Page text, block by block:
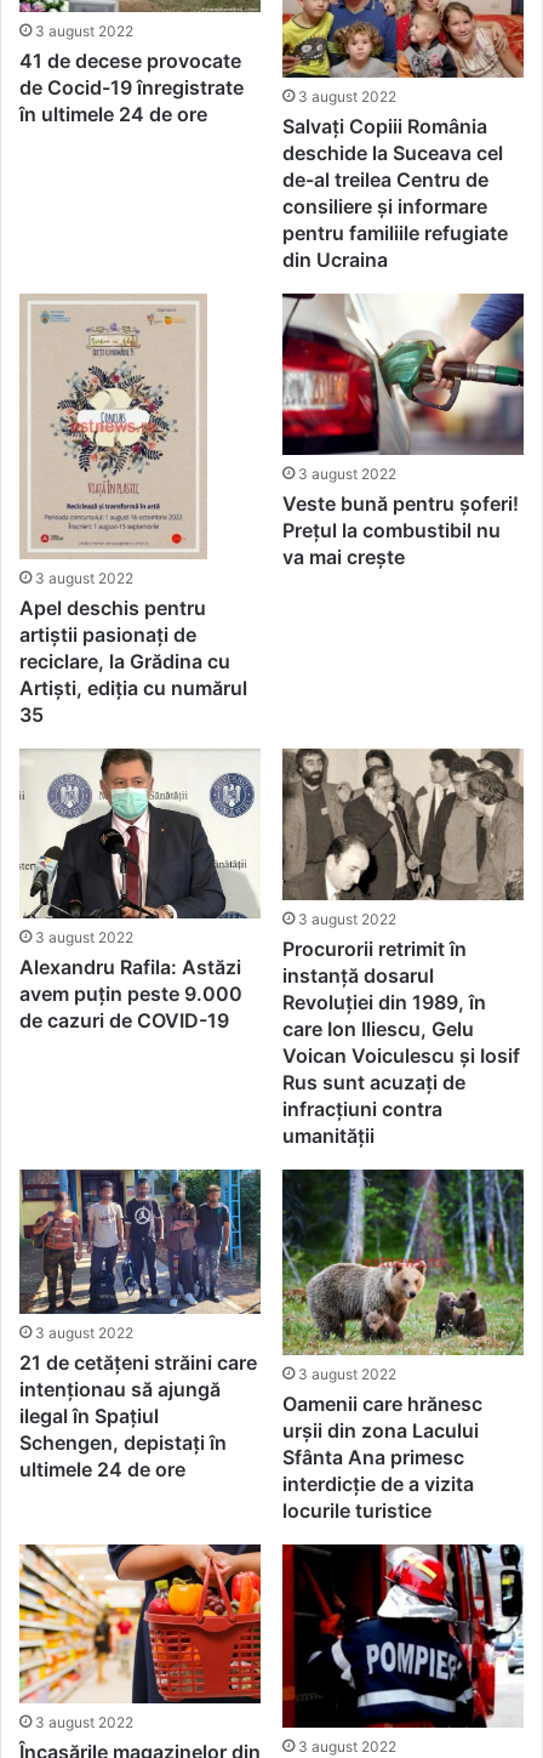
3 august 2022
41 de decese provocate
de Cocid-19 înregistrate
în ultimele 24 de ore
3 august 2022
Salvați Copiii România
deschide la Suceava cel
de-al treilea Centru de
consiliere și informare
pentru familiile refugiate
din Ucraina
3 august 2022
Apel deschis pentru
artiștii pasionați de
reciclare, la Grădina cu
Artiști, ediția cu numărul
35
3 august 2022
Veste bună pentru șoferi!
Prețul la combustibil nu
va mai crește
3 august 2022
Alexandru Rafila: Astăzi
avem puţin peste 9.000
de cazuri de COVID-19
3 august 2022
Procurorii retrimit în
instanță dosarul
Revoluției din 1989, în
care Ion Iliescu, Gelu
Voican Voiculescu și Iosif
Rus sunt acuzați de
infracțiuni contra
umanității
3 august 2022
21 de cetățeni străini care
intenţionau să ajungă
ilegal în Spaţiul
Schengen, depistați în
ultimele 24 de ore
3 august 2022
Oamenii care hrănesc
urșii din zona Lacului
Sfânta Ana primesc
interdicție de a vizita
locurile turistice
3 august 2022
Încasările magazinelor din
3 august 2022